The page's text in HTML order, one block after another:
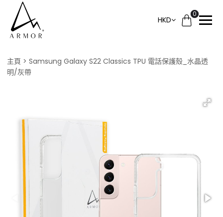
HKD
0
主頁
Samsung Galaxy S22 Classics TPU 電話保護殼_水晶透
明/灰帶